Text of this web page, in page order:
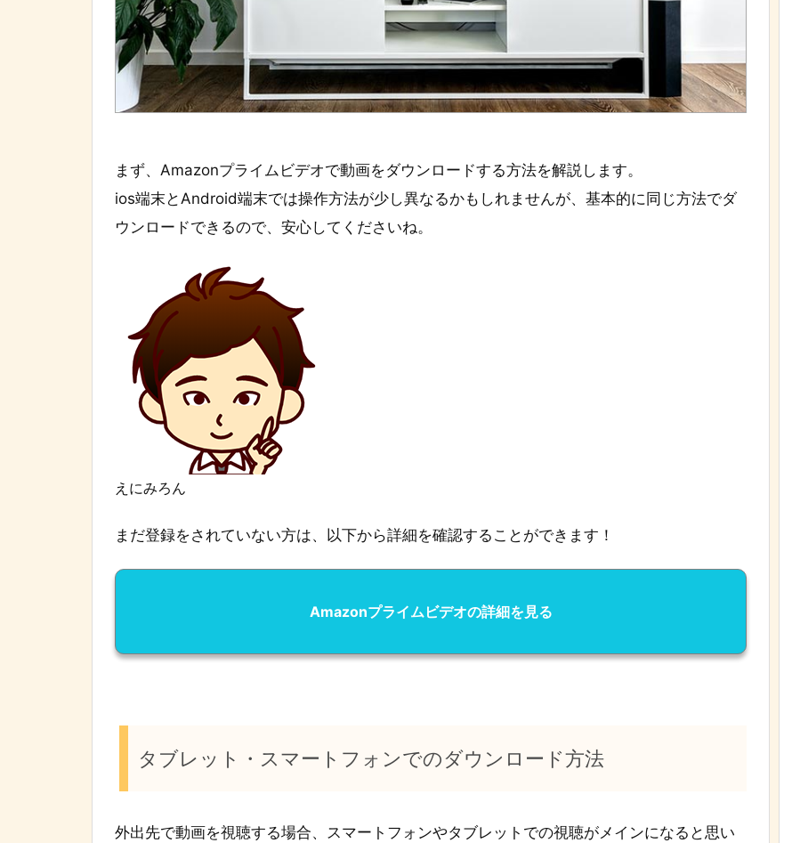
まず、Amazonプライムビデオで動画をダウンロードする方法を解説します。
ios端末とAndroid端末では操作方法が少し異なるかもしれませんが、基本的に同じ方法でダ
ウンロードできるので、安心してくださいね。
えにみろん
まだ登録をされていない方は、以下から詳細を確認することができます！
Amazonプライムビデオの詳細を見る
タブレット・スマートフォンでのダウンロード方法
外出先で動画を視聴する場合、スマートフォンやタブレットでの視聴がメインになると思い